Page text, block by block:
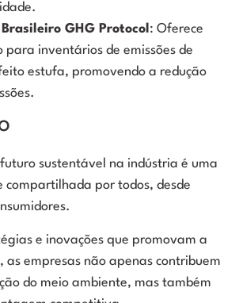
GHG Protocol : Oferece
para inventários de emissões de
estufa, promovendo a redução
sustentável na indústria é uma
compartilhada por todos, desde
e inovações que promovam a
as empresas não apenas contribuem
do meio ambiente, mas também